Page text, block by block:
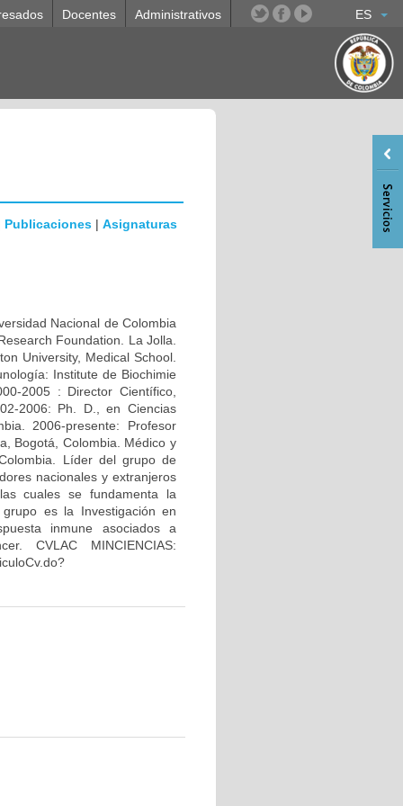
ES
Docentes Administrativos
Publicaciones | Asignaturas
Nacional de Colombia
Foundation. La Jolla.
University, Medical School.
Institute de Biochimie
2005 : Director Científico,
2006: Ph. D., en Ciencias
2006-presente: Profesor
Bogotá, Colombia. Médico y
Líder del grupo de
nacionales y extranjeros
cuales se fundamenta la
es la Investigación en
inmune asociados a
CVLAC MINCIENCIAS: